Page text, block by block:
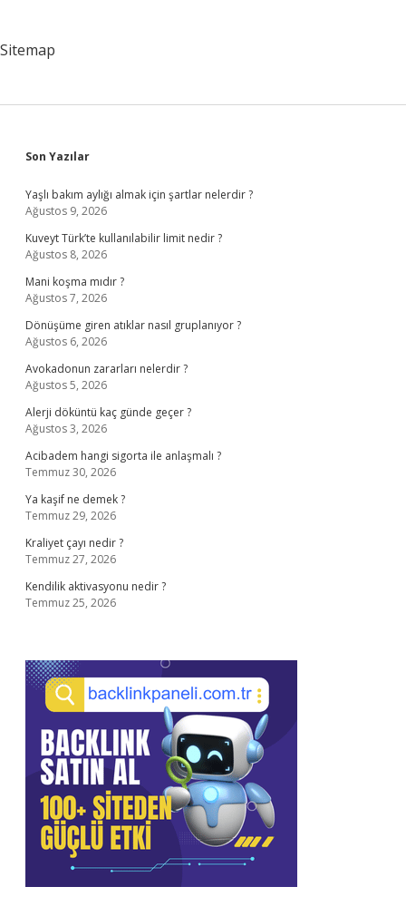
Sitemap
Sidebar
Son Yazılar
Yaşlı bakım aylığı almak için şartlar nelerdir ?
Ağustos 9, 2026
Kuveyt Türk’te kullanılabilir limit nedir ?
Ağustos 8, 2026
Mani koşma mıdır ?
Ağustos 7, 2026
Dönüşüme giren atıklar nasıl gruplanıyor ?
Ağustos 6, 2026
Avokadonun zararları nelerdir ?
Ağustos 5, 2026
Alerji döküntü kaç günde geçer ?
Ağustos 3, 2026
Acibadem hangi sigorta ile anlaşmalı ?
Temmuz 30, 2026
Ya kaşif ne demek ?
Temmuz 29, 2026
Kraliyet çayı nedir ?
Temmuz 27, 2026
Kendilik aktivasyonu nedir ?
Temmuz 25, 2026